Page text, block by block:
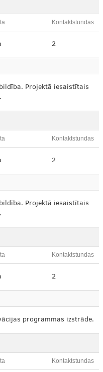
Kontaktstundas
2
Projektā iesaistītais
Kontaktstundas
2
Projektā iesaistītais
Kontaktstundas
2
programmas izstrāde.
Kontaktstundas